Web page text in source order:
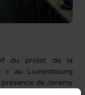
du projet de la
» au Luxembourg
de Jeremy